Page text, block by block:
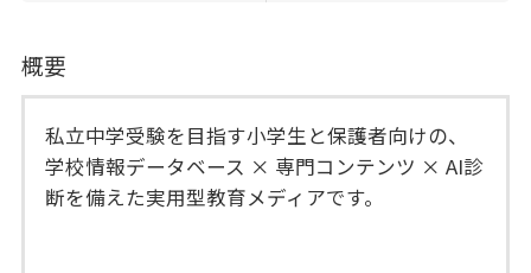
概要
私立中学受験を目指す小学生と保護者向けの、
学校情報データベース × 専門コンテンツ × AI診
断を備えた実用型教育メディアです。